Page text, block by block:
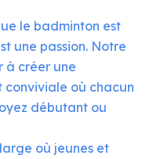
le badminton est
une passion. Notre
à créer une
conviviale où chacun
débutant ou
où jeunes et